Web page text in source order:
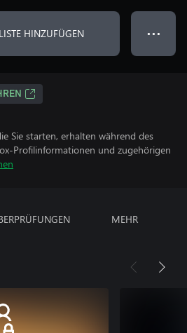
HINZUFÜGEN ● ● ●
Sie starten, erhalten während des
Profilinformationen und zugehörigen
MEHR